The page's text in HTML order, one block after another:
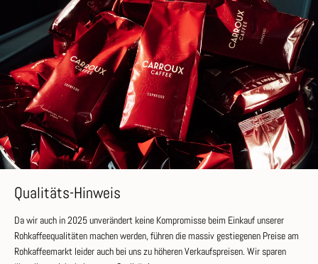
Qualitäts-Hinweis
Da wir auch in 2025 unverändert keine Kompromisse beim Einkauf unserer
Rohkaffeequalitäten machen werden, führen die massiv gestiegenen Preise am
Rohkaffeemarkt leider auch bei uns zu höheren Verkaufspreisen. Wir sparen